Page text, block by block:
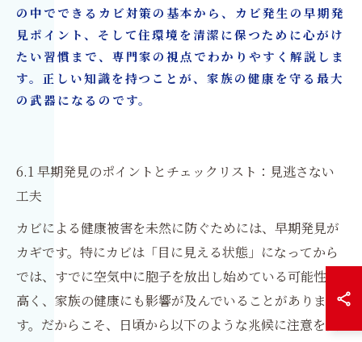
の中でできるカビ対策の基本から、カビ発生の早期発
見ポイント、そして住環境を清潔に保つために心がけ
たい習慣まで、専門家の視点でわかりやすく解説しま
す。正しい知識を持つことが、家族の健康を守る最大
の武器になるのです。
6.1 早期発見のポイントとチェックリスト：見逃さない
工夫
カビによる健康被害を未然に防ぐためには、早期発見が
カギです。特にカビは「目に見える状態」になってから
では、すでに空気中に胞子を放出し始めている可能性が
高く、家族の健康にも影響が及んでいることがありま
す。だからこそ、日頃から以下のような兆候に注意を払